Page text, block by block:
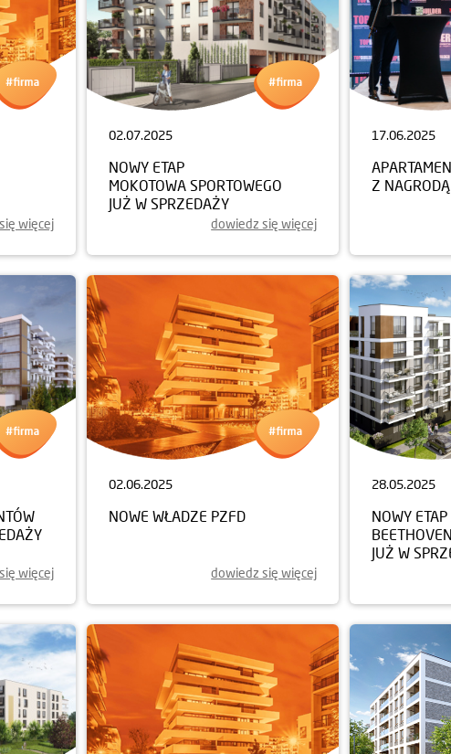
więcej
02.07.2025
NOWY ETAP
MOKOTOWA SPORTOWEGO
JUŻ W SPRZEDAŻY
dowiedz się więcej
17.06.2025
Z
więcej
02.06.2025
NOWE WŁADZE PZFD
dowiedz się więcej
28.05.2025
NOWY
JUŻ W